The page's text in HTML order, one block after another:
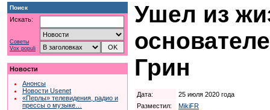
Поиск
Искать:
Советы
Vox populi
Новости
Анонсы
Новости Usenet
«Перлы» телевидения, радио и
прессы о музыке…
Ушел из
Грин
Дата:
25 июля 2020 года
Разместил:
MikiFR